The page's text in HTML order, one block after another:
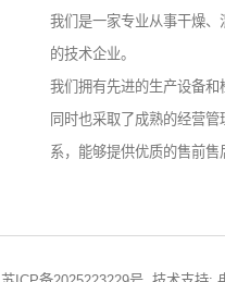
我们是一家专业从事干燥
的技术企业。
我们拥有先进的生产设备和
同时也采取了成熟的经营
系，能够提供优质的售前售